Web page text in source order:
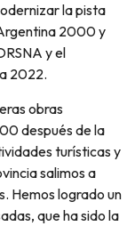
la pista
2000 y
y el
2022.
obras
después de la
turísticas y
salimos a
Hemos logrado un
que ha sido la